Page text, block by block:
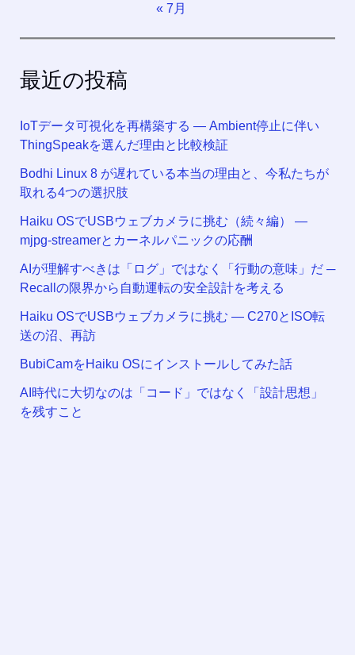
« 7月
最近の投稿
IoTデータ可視化を再構築する ― Ambient停止に伴い
ThingSpeakを選んだ理由と比較検証
Bodhi Linux 8 が遅れている本当の理由と、今私たちが
取れる4つの選択肢
Haiku OSでUSBウェブカメラに挑む（続々編） —
mjpg-streamerとカーネルパニックの応酬
AIが理解すべきは「ログ」ではなく「行動の意味」だ ─
Recallの限界から自動運転の安全設計を考える
Haiku OSでUSBウェブカメラに挑む — C270とISO転
送の沼、再訪
BubiCamをHaiku OSにインストールしてみた話
AI時代に大切なのは「コード」ではなく「設計思想」
を残すこと